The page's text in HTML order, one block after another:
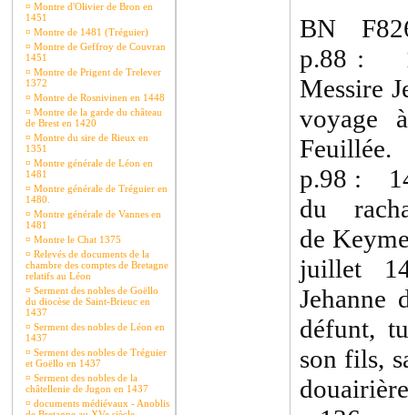
¤ Montre d'Olivier de Bron en
1451
¤ Montre de 1481 (Tréguier)
¤ Montre de Geffroy de Couvran
1451
¤ Montre de Prigent de Trelever
1372
¤ Montre de Rosnivinen en 1448
¤ Montre de la garde du château
de Brest en 1420
¤ Montre du sire de Rieux en
1351
¤ Montre générale de Léon en
1481
¤ Montre générale de Tréguier en
1480.
¤ Montre générale de Vannes en
1481
¤ Montre le Chat 1375
¤ Relevés de documents de la
chambre des comptes de Bretagne
relatifs au Léon
¤ Serment des nobles de Goëllo
du diocèse de Saint-Brieuc en
1437
¤ Serment des nobles de Léon en
1437
¤ Serment des nobles de Tréguier
et Goëllo en 1437
¤ Serment des nobles de la
châtellenie de Jugon en 1437
¤ documents médiévaux - Anoblis
BN
p.88 :
Messire
voyage
Feuillée.
p.98 :
du
de
juillet
Jehanne
défunt,
son fils,